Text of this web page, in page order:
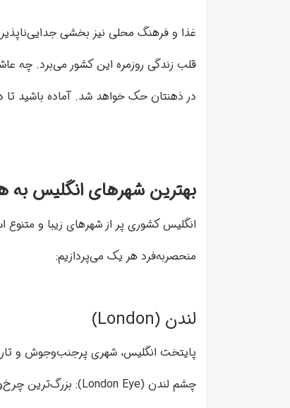
غذا و فرهنگ محلی نیز بخشی
قلب زندگی روزمره این کشور می‌برد. چه
در ذهنتان حک خواهد شد. آماده باشید تا
بهترین شهرهای انگلیس به
انگلیس کشوری پر از شهرهای زیبا و
منحصربه‌فرد هر یک می‌پردازیم:
لندن (London)
پایتخت انگلیس، شهری پرجنب‌وجوش و
چشم لندن (London Eye): بزرگ‌ترین چرخ‌وفلک اروپا که نمایی ۳۶۰ درجه از شهر ارائه می‌دهد.